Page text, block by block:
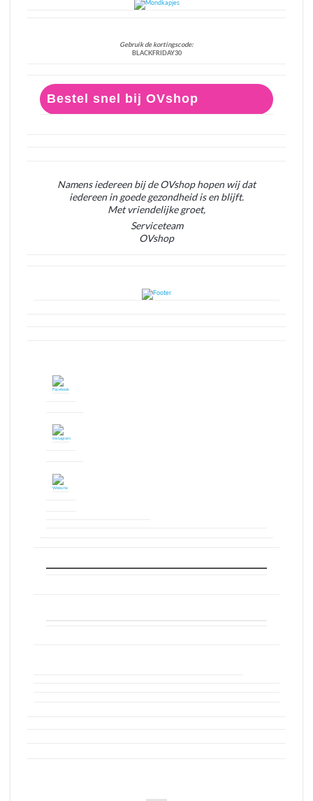
Gebruik de kortingscode:
BLACKFRIDAY30
Bestel snel bij OVshop
Namens iedereen bij de OVshop hopen wij dat
iedereen in goede gezondheid is en blijft.
Met vriendelijke groet,
Serviceteam
OVshop